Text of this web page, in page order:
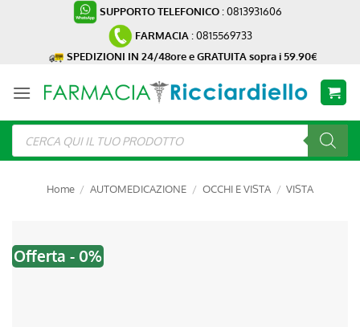
SUPPORTO TELEFONICO : 0813931606
FARMACIA : 0815569733
SPEDIZIONI IN 24/48ore e GRATUITA sopra i 59.90€
Ricerca
prodotti
Home / AUTOMEDICAZIONE / OCCHI E VISTA / VISTA
Offerta - 0%